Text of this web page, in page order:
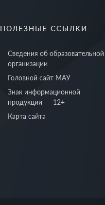
ПОЛЕЗНЫЕ ССЫЛКИ
Сведения об образовательной
организации
Головной сайт МАУ
Знак информационной
продукции — 12+
Карта сайта